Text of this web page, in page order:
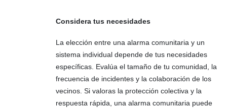
Considera tus necesidades
La elección entre una alarma comunitaria y un
sistema individual depende de tus necesidades
específicas. Evalúa el tamaño de tu comunidad, la
frecuencia de incidentes y la colaboración de los
vecinos. Si valoras la protección colectiva y la
respuesta rápida, una alarma comunitaria puede